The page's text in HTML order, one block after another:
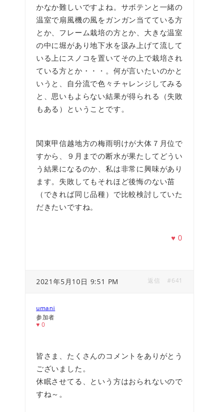
かなか難しいですよね。サボテンと一緒の
温室で扇風機の風をガンガン当てている方
とか、フレーム栽培の方とか、大きな温室
の中に堀があり地下水を汲み上げて流して
いる上にスノコを置いてその上で栽培され
ている方とか・・・。何が言いたいのかと
いうと、自分流で色々チャレンジしてみる
と、思いもよらない結果が得られる（失敗
もある）ということです。
関東甲信越地方の梅雨明けが大体７月位で
すから、９月までの断水が果たしてどうい
う結果になるのか、私は非常に興味があり
ます。失敗してもそれほど後悔のない苗
（できれば同じ品種）で比較検討していた
だきたいですね。
♥0
2021年5月10日 9:51 PM #641
返信
umani
参加者
♥ 0
皆さま、たくさんのコメントをありがとう
ございました。
休眠させてる、という方はおられないので
すね～。